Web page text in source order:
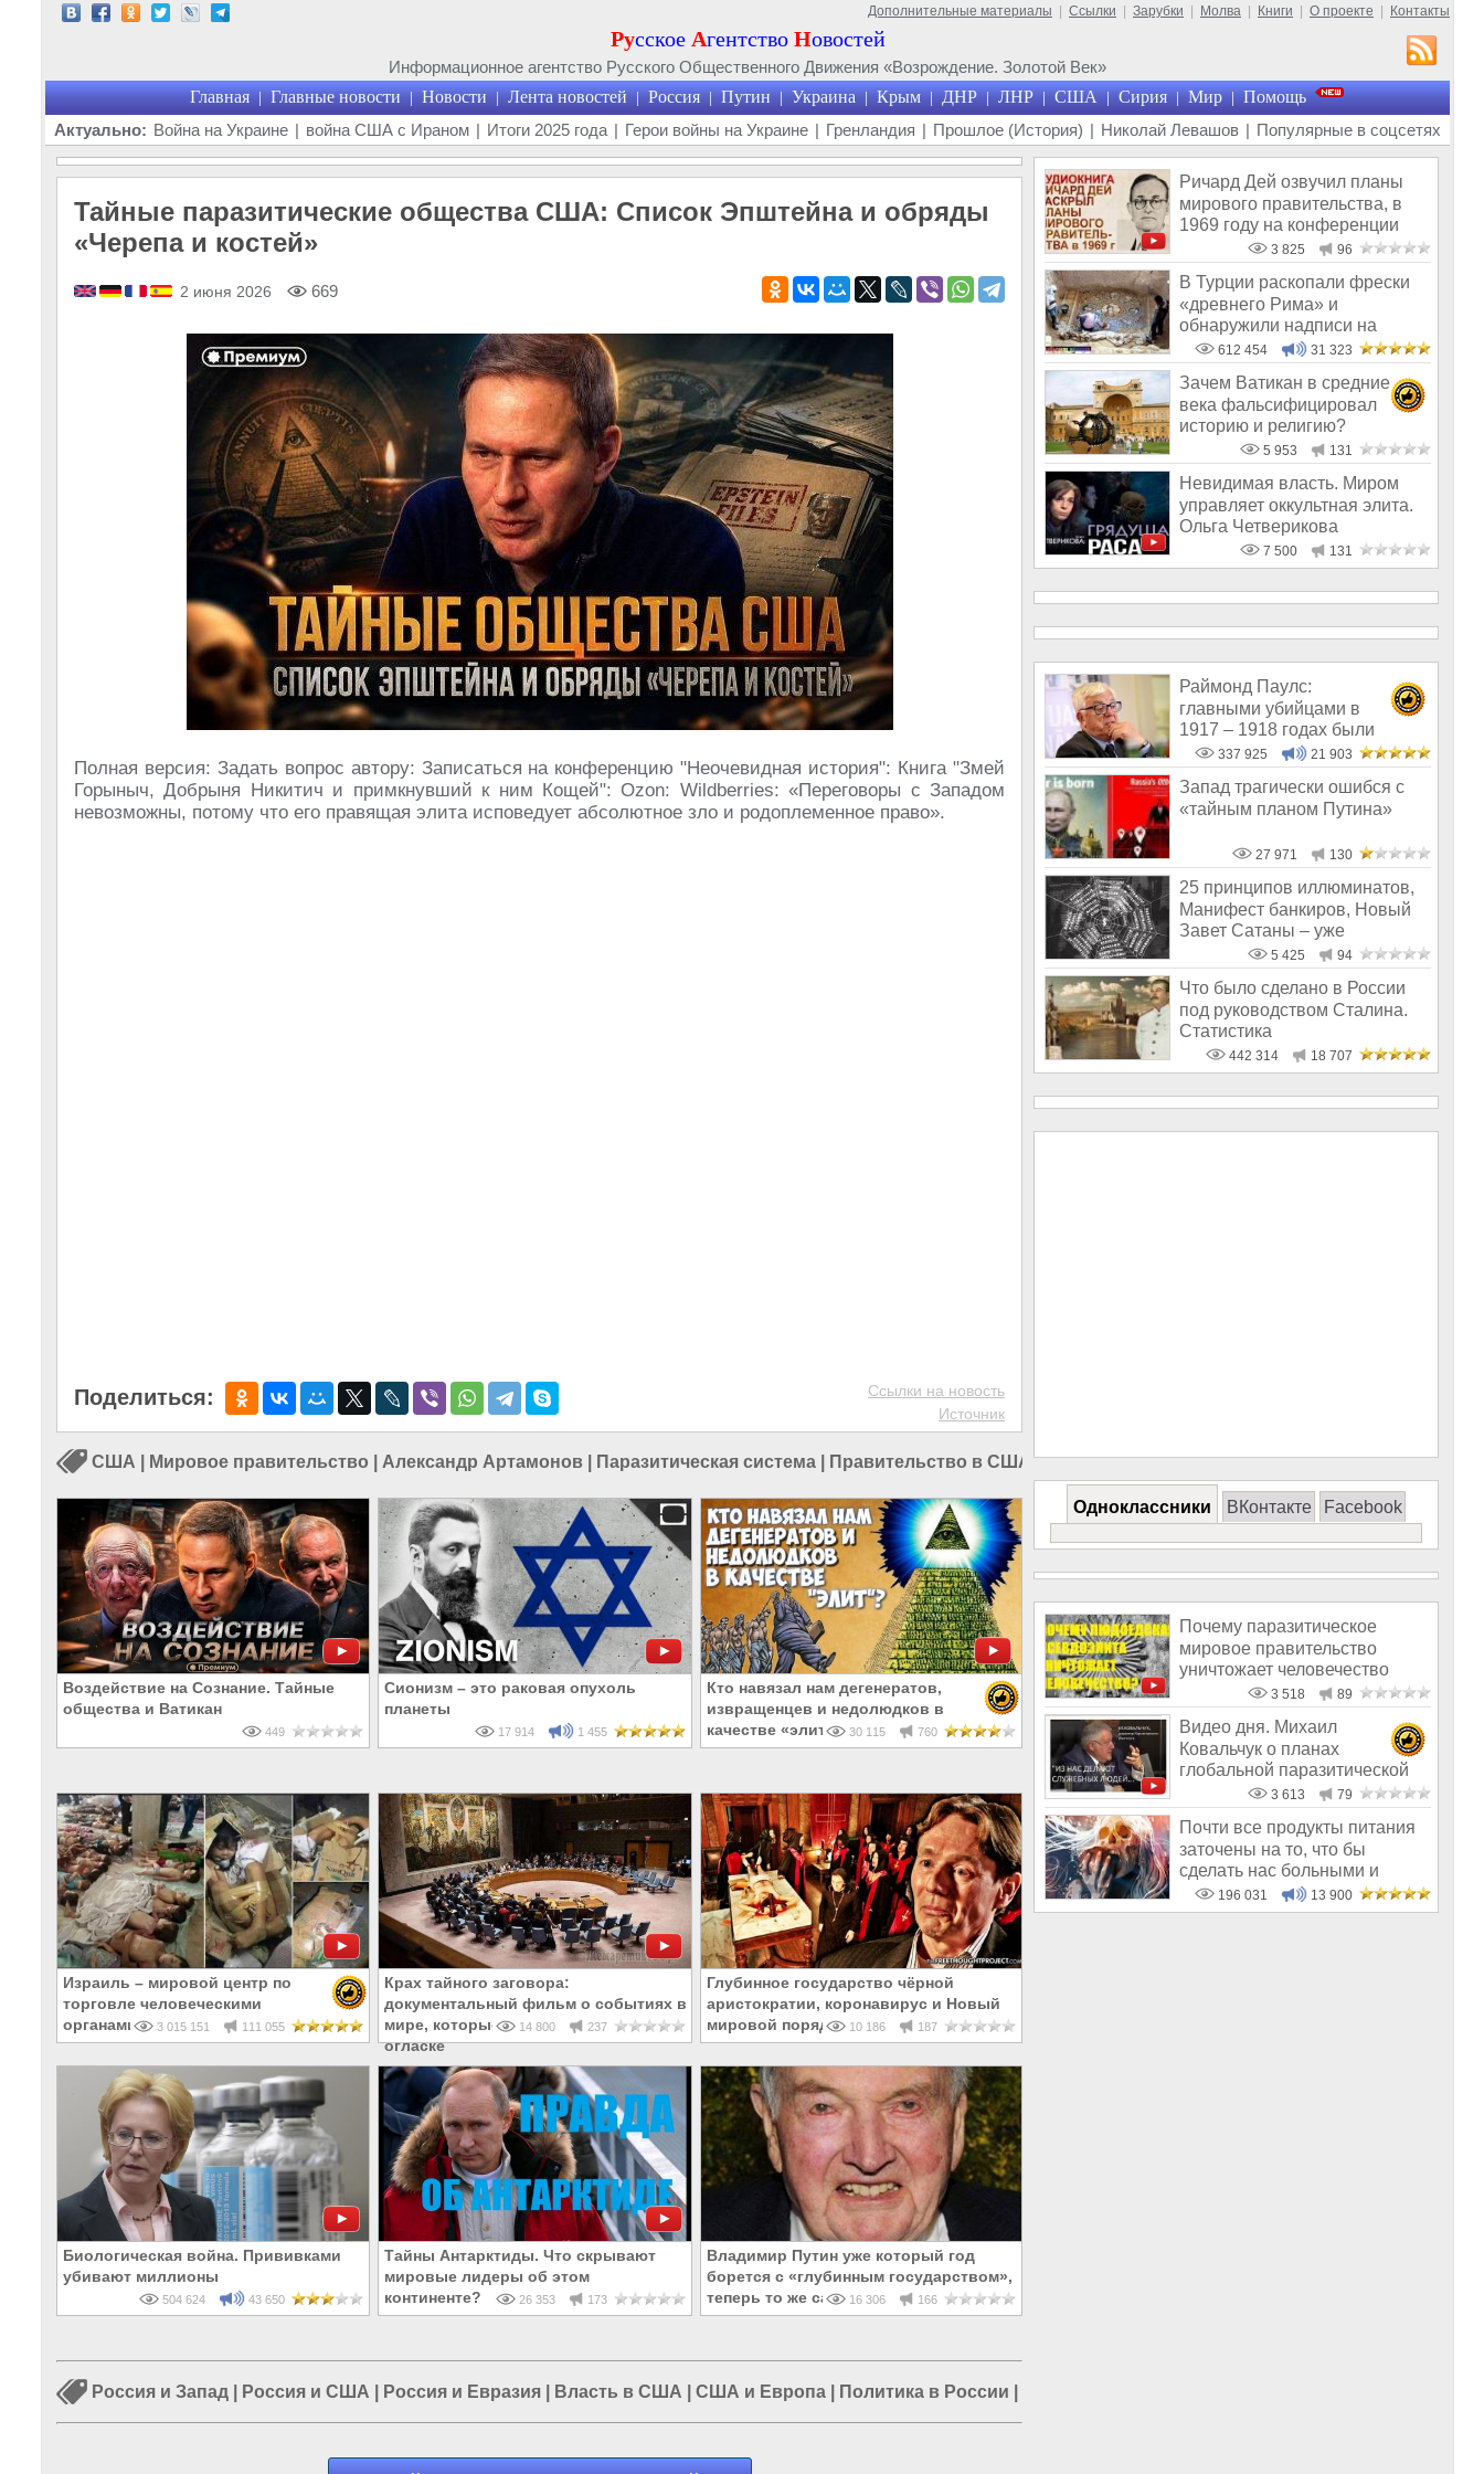
Дополнительные материалы Ссылки Зарубки Молва Книги О проекте Контакты
Русское Агентство Новостей
Информационное агентство Русского Общественного Движения «Возрождение. Золотой Век»
Главная | Главные новости | Новости | Лента новостей | Россия | Путин | Украина | Крым | ДНР | ЛНР | США | Сирия | Мир | Помощь
Актуально: Война на Украине | война США с Ираном | Итоги 2025 года | Герои войны на Украине | Гренландия | Прошлое (История) | Николай Левашов | Популярные в соцсетях
Тайные паразитические общества США: Список Эпштейна и обряды
«Черепа и костей»
2 июня 2026 669
Полная версия: Задать вопрос автору: Записаться на конференцию "Неочевидная история": Книга "Змей
Горыныч, Добрыня Никитич и примкнувший к ним Кощей": Ozon: Wildberries: «Переговоры с Западом
невозможны, потому что его правящая элита исповедует абсолютное зло и родоплеменное право».
Поделиться:
Ссылки на новость
Источник
США Мировое правительство Александр Артамонов Паразитическая система Правительство в США |Политика в США|Политика в мире
Воздействие на Сознание. Тайные
общества и Ватикан
449
Сионизм – это раковая опухоль
планеты
17 914 1 455
Кто навязал нам дегенератов,
извращенцев и недолюдков в
качестве «элит»? 30 115 760
Израиль – мировой центр по
торговле человеческими
органами
3 015 151 111 055
Крах тайного заговора:
документальный фильм о событиях в
мире, которые не предаются широкой
огласке
14 800 237
Глубинное государство чёрной
аристократии, коронавирус и Новый
мировой порядок. Часть 1
10 186 187
Биологическая война. Прививками
убивают миллионы
504 624 43 650
Тайны Антарктиды. Что скрывают
мировые лидеры об этом
континенте?
26 353 173
Владимир Путин уже который год
борется с «глубинным государством»,
теперь то же самое ждёт Трампа
16 306 166
Россия и Запад Россия и США Россия и Евразия Власть в США США и Европа Политика в России
Ричард Дей озвучил планы
мирового правительства, в
1969 году на конференции
3 825 96
В Турции раскопали фрески
«древнего Рима» и
обнаружили надписи на
Русском!
612 454 31 323
Зачем Ватикан в средние
века фальсифицировал
историю и религию?
5 953 131
Невидимая власть. Миром
управляет оккультная элита.
Ольга Четверикова
7 500 131
Раймонд Паулс:
главными убийцами в
1917 – 1918 годах были
латыши и евреи, а не русс
337 925 21 903
Запад трагически ошибся с
«тайным планом Путина»
27 971 130
25 принципов иллюминатов,
Манифест банкиров, Новый
Завет Сатаны – уже
реальность, а
5 425 94
Что было сделано в России
под руководством Сталина.
Статистика
442 314 18 707
Одноклассники ВКонтакте Facebook
Почему паразитическое
мировое правительство
уничтожает человечество
3 518 89
Видео дня. Михаил
Ковальчук о планах
глобальной паразитической
«элиты» по переустро
3 613 79
Почти все продукты питания
заточены на то, что бы
сделать нас больными и
бесплодным
196 031 13 900